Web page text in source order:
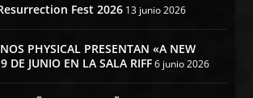
Fest 2026 13 junio 2026
PHYSICAL PRESENTAN «A NEW
DE JUNIO EN LA SALA RIFF 6 junio 2026